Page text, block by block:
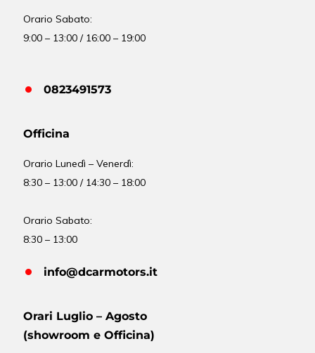
Orario Sabato:
9:00 – 13:00 / 16:00 – 19:00
0823491573
Officina
OrarioLunedì – Venerdì:
8:30 – 13:00 / 14:30 – 18:00
Orario Sabato:
8:30 – 13:00
info@dcarmotors.it
Orari Luglio – Agosto
(showroom e Officina)